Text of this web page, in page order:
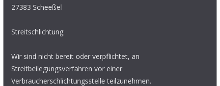
27383 Scheeßel
Streitschlichtung
Wir sind nicht bereit oder verpflichtet, an
Streitbeilegungsverfahren vor einer
Verbraucherschlichtungsstelle teilzunehmen.